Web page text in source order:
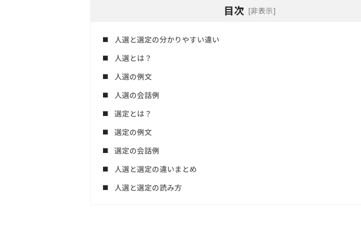
目次 [非表示]
人選と選定の分かりやすい違い
人選とは？
人選の例文
人選の会話例
選定とは？
選定の例文
選定の会話例
人選と選定の違いまとめ
人選と選定の読み方